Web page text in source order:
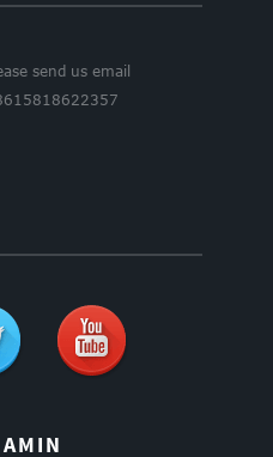
send us email